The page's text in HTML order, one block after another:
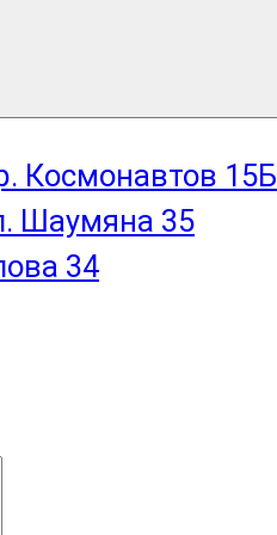
Космонавтов 15Б
Шаумяна 35
34